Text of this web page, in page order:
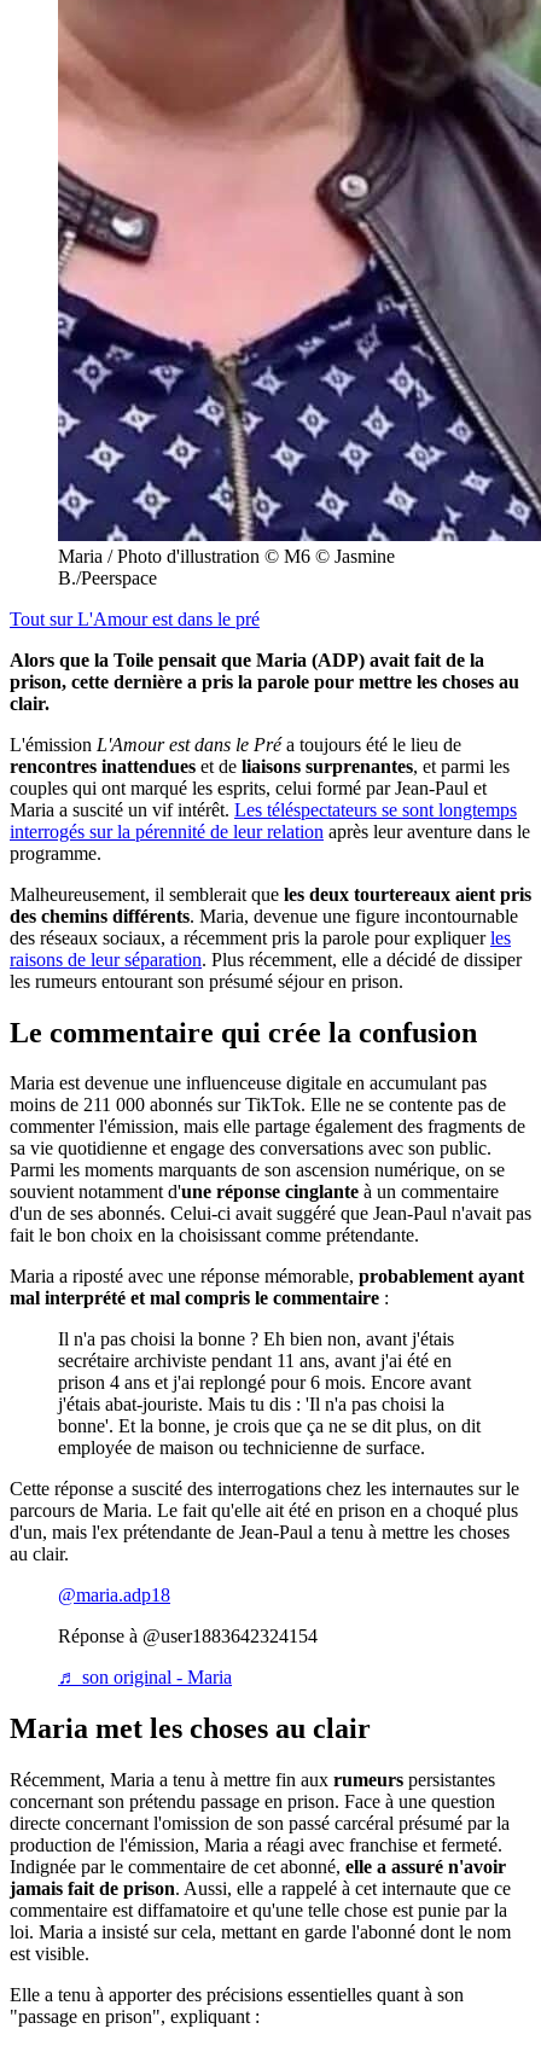
Maria / Photo d'illustration © M6 © Jasmine
B./Peerspace
Tout surL'Amour est dans le pré
Alors que la Toile pensait que Maria (ADP) avait fait de la
prison, cette dernière a pris la parole pour mettre les choses au
clair.
L'émission L'Amour est dans le Préa toujours été le lieu de
rencontres inattendues et de liaisons surprenantes, et parmi les
couples qui ont marqué les esprits, celui formé par Jean-Paul et
Maria a suscité un vif intérêt. Les téléspectateurs se sont longtemps
interrogés sur la pérennité de leur relation après leur aventure dans le
programme.
Malheureusement, il semblerait que les deux tourtereaux aient pris
des chemins différents. Maria, devenue une figure incontournable
des réseaux sociaux, a récemment pris la parole pour expliquerles
raisons de leur séparation. Plus récemment, elle a décidé de dissiper
les rumeurs entourant son présumé séjour en prison.
Le commentaire qui crée la confusion
Maria est devenue une influenceuse digitale en accumulant pas
moins de 211 000 abonnés sur TikTok. Elle ne se contente pas de
commenter l'émission, mais elle partage également des fragments de
sa vie quotidienne et engage des conversations avec son public.
Parmi les moments marquants de son ascension numérique, on se
souvient notamment d'une réponse cinglante à un commentaire
d'un de ses abonnés. Celui-ci avait suggéré que Jean-Paul n'avait pas
fait le bon choix en la choisissant comme prétendante.
Maria a riposté avec une réponse mémorable, probablement ayant
mal interprété et mal compris le commentaire :
Il n'a pas choisi la bonne ? Eh bien non, avant j'étais
secrétaire archiviste pendant 11 ans, avant j'ai été en
prison 4 ans et j'ai replongé pour 6 mois. Encore avant
j'étais abat-jouriste. Mais tu dis : 'Il n'a pas choisi la
bonne'. Et la bonne, je crois que ça ne se dit plus, on dit
employée de maison ou technicienne de surface.
Cette réponse a suscité des interrogations chez les internautes sur le
parcours de Maria. Le fait qu'elle ait été en prison en a choqué plus
d'un, mais l'ex prétendante de Jean-Paul a tenu à mettre les choses
au clair.
@maria.adp18
Réponse à @user1883642324154
♬ son original - Maria
Maria met les choses au clair
Récemment, Maria a tenu à mettre fin aux rumeurs persistantes
concernant son prétendu passage en prison. Face à une question
directe concernant l'omission de son passé carcéral présumé par la
production de l'émission, Maria a réagi avec franchise et fermeté.
Indignée par le commentaire de cet abonné, elle a assuré n'avoir
jamais fait de prison. Aussi, elle a rappelé à cet internaute que ce
commentaire est diffamatoire et qu'une telle chose est punie par la
loi. Maria a insisté sur cela, mettant en garde l'abonné dont le nom
est visible.
Elle a tenu à apporter des précisions essentielles quant à son
"passage en prison", expliquant :